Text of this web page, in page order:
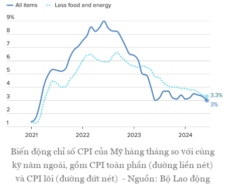
Biến động chỉ số CPI của Mỹ hàng tháng so với cùng
kỳ năm ngoái, gồm CPI toàn phần (đường liền nét)
và CPI lõi (đường đứt nét) - Nguồn: Bộ Lao động